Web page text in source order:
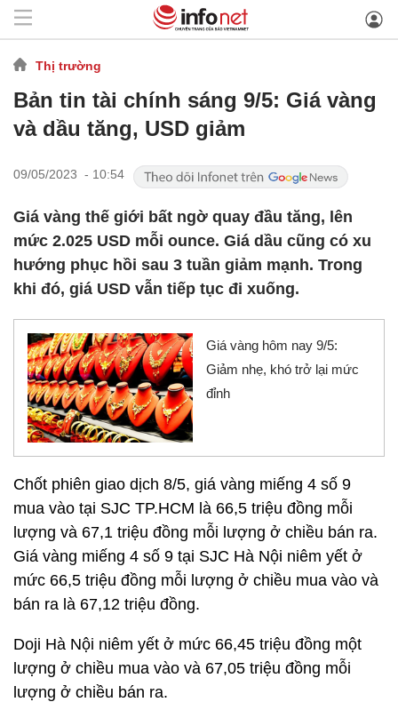
Thị trường
Bản tin tài chính sáng 9/5: Giá vàng
và dầu tăng, USD giảm
09/05/2023 - 10:54
Giá vàng thế giới bất ngờ quay đầu tăng, lên
mức 2.025 USD mỗi ounce. Giá dầu cũng có xu
hướng phục hồi sau 3 tuần giảm mạnh. Trong
khi đó, giá USD vẫn tiếp tục đi xuống.
Giá vàng hôm nay 9/5:
Giảm nhẹ, khó trở lại mức
đỉnh
Chốt phiên giao dịch 8/5, giá vàng miếng 4 số 9
mua vào tại SJC TP.HCM là 66,5 triệu đồng mỗi
lượng và 67,1 triệu đồng mỗi lượng ở chiều bán ra.
Giá vàng miếng 4 số 9 tại SJC Hà Nội niêm yết ở
mức 66,5 triệu đồng mỗi lượng ở chiều mua vào và
bán ra là 67,12 triệu đồng.
Doji Hà Nội niêm yết ở mức 66,45 triệu đồng một
lượng ở chiều mua vào và 67,05 triệu đồng mỗi
lượng ở chiều bán ra.